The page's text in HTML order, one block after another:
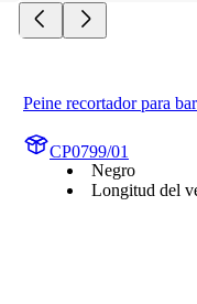
Peine recortador para
CP0799/01
Negro
Longitud del